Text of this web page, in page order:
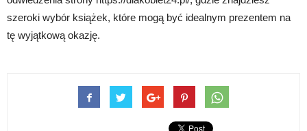
szeroki wybór książek, które mogą być idealnym prezentem na
tę wyjątkową okazję.